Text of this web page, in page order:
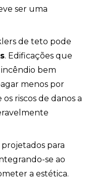
ser uma
de teto pode
. Edificações que
bem
menos por
riscos de danos a
para
se ao
a estética.